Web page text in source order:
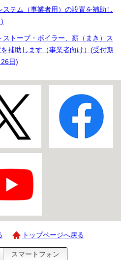
テム（事業者用）の設置を補助し
トーブ・ボイラー、薪（まき）ス
補助します（事業者向け）(受付期
日)
トップページへ戻る
スマートフォン